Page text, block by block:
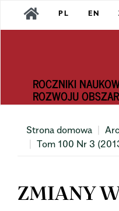
Main
Navigation
PL EN
ROCZNIKI
ROZWOJU
Strona domowa
Tom 100 Nr 3
ZMIANY